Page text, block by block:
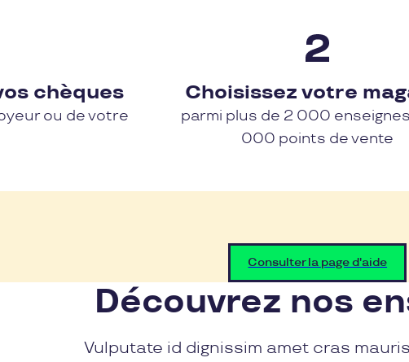
chèques
ou de votre
Choisissez votre
parmi plus de 2 000
000 points de vente
Consulter la page d'aide
Découvrez nos
Vulputate id dignissim amet cras